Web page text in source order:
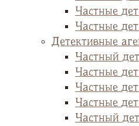
Частные
Частные
Детективные
Частный
Частные
Частные
Частные
Частный